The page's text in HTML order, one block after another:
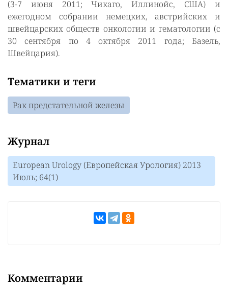
(3-7 июня 2011; Чикаго, Иллинойс, США) и
ежегодном собрании немецких, австрийских и
швейцарских обществ онкологии и гематологии (с
30 сентября по 4 октября 2011 года; Базель,
Швейцария).
Тематики и теги
Рак предстательной железы
Журнал
European Urology (Европейская Урология) 2013
Июль; 64(1)
Комментарии